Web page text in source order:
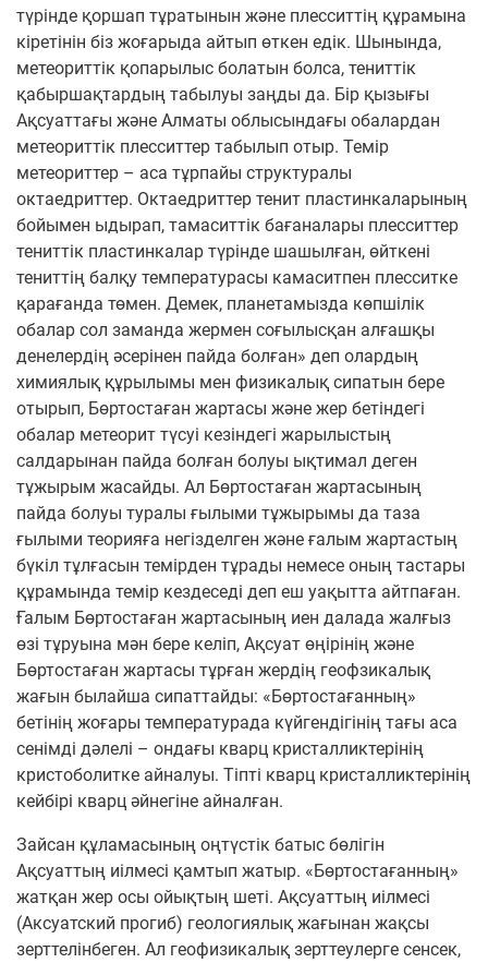
түрінде қоршап тұратынын және плесситтің құрамына
кіретінін біз жоғарыда айтып өткен едік. Шынында,
метеориттік қопарылыс болатын болса, тениттік
қабыршақтардың табылуы заңды да. Бір қызығы
Ақсуаттағы және Алматы облысындағы обалардан
метеориттік плесситтер табылып отыр. Темір
метеориттер – аса тұрпайы структуралы
октаедриттер. Октаедриттер тенит пластинкаларының
бойымен ыдырап, тамаситтік бағаналары плесситтер
тениттік пластинкалар түрінде шашылған, өйткені
тениттің балқу температурасы камаситпен плесситке
қарағанда төмен. Демек, планетамызда көпшілік
обалар сол заманда жермен соғылысқан алғашқы
денелердің әсерінен пайда болған» деп олардың
химиялық құрылымы мен физикалық сипатын бере
отырып, Бөртостаған жартасы және жер бетіндегі
обалар метеорит түсуі кезіндегі жарылыстың
салдарынан пайда болған болуы ықтимал деген
тұжырым жасайды. Ал Бөртостаған жартасының
пайда болуы туралы ғылыми тұжырымы да таза
ғылыми теорияға негізделген және ғалым жартастың
бүкіл тұлғасын темірден тұрады немесе оның тастары
құрамында темір кездеседі деп еш уақытта айтпаған.
Ғалым Бөртостаған жартасының иен далада жалғыз
өзі тұруына мән бере келіп, Ақсуат өңірінің және
Бөртостаған жартасы тұрған жердің геофзикалық
жағын былайша сипаттайды: «Бөртостағанның»
бетінің жоғары температурада күйгендігінің тағы аса
сенімді дәлелі – ондағы кварц кристалликтерінің
кристоболитке айналуы. Тіпті кварц кристалликтерінің
кейбірі кварц әйнегіне айналған.
Зайсан құламасының оңтүстік батыс бөлігін
Ақсуаттың иілмесі қамтып жатыр. «Бөртостағанның»
жатқан жер осы ойықтың шеті. Ақсуаттың иілмесі
(Аксуатский прогиб) геологиялық жағынан жақсы
зерттелінбеген. Ал геофизикалық зерттеулерге сенсек,